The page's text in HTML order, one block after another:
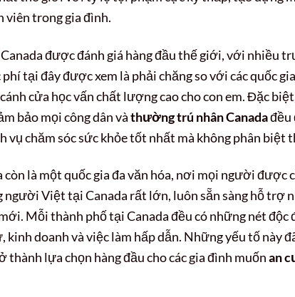
trong gia đình.
được đánh giá hàng đầu thế giới, với nhiều
tại đây được xem là phải chăng so với các quốc
cửa học vấn chất lượng cao cho con em. Đặc
bảo mọi công dân vàthường trú nhân Canadađều
vụ chăm sóc sức khỏe tốt nhất mà không phân biệt
còn là một quốc gia đa văn hóa, nơi mọi người được
người Việt tại Canada rất lớn, luôn sẵn sàng hỗ trợ
Mỗi thành phố tại Canada đều có những nét độc
doanh và việc làm hấp dẫn. Những yếu tố này
thành lựa chọn hàng đầu cho các gia đình muốnan